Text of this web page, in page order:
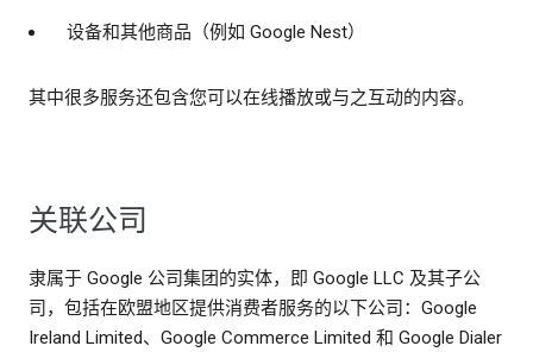
设备和其他商品（例如 Google Nest）
其中很多服务还包含您可以在线播放或与之互动的内容。
关联公司
隶属于 Google 公司集团的实体，即 Google LLC 及其子公
司，包括在欧盟地区提供消费者服务的以下公司：Google
Ireland Limited、Google Commerce Limited 和 Google Dialer